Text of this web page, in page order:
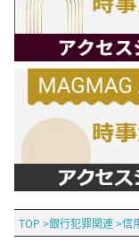
TOP >銀行犯罪関連>信